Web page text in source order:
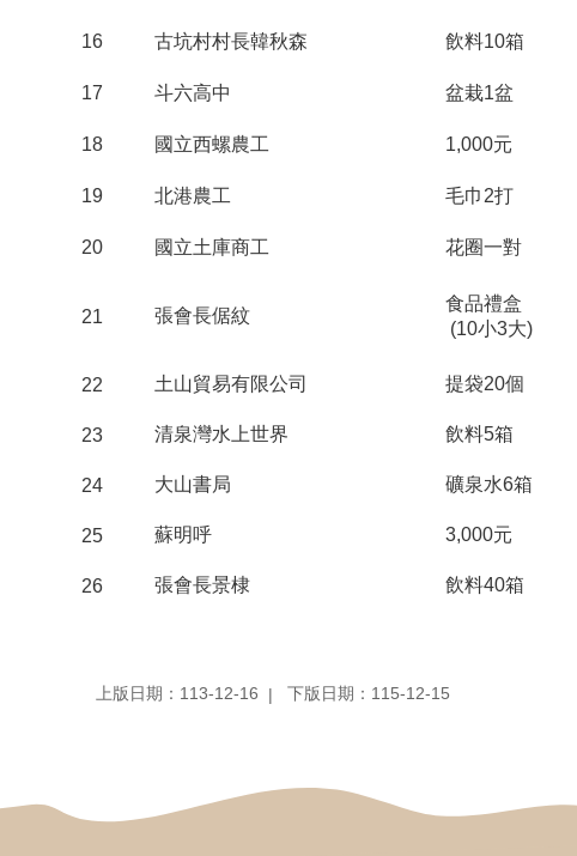
16 古坑村村長韓秋森 飲料10箱
17 斗六高中 盆栽1盆
18 國立西螺農工 1,000元
19 北港農工 毛巾2打
20 國立土庫商工 花圈一對
21 張會長倨紋
食品禮盒
(10小3大)
22 土山貿易有限公司 提袋20個
23 清泉灣水上世界 飲料5箱
24 大山書局 礦泉水6箱
25 蘇明呼 3,000元
26 張會長景棣 飲料40箱
上版日期：113-12-16 下版日期：115-12-15